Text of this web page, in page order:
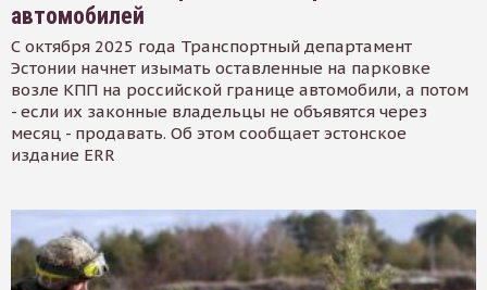
автомобилей
С октября 2025 года Транспортный департамент
Эстонии начнет изымать оставленные на парковке
возле КПП на российской границе автомобили, а потом
- если их законные владельцы не объявятся через
месяц - продавать. Об этом сообщает эстонское
издание ERR